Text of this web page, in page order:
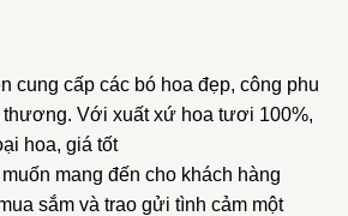
cung cấp các bó hoa đẹp, công phu
Với xuất xứ hoa tươi 100%,
hoa, giá tốt
mang đến cho khách hàng
sắm và trao gửi tình cảm một